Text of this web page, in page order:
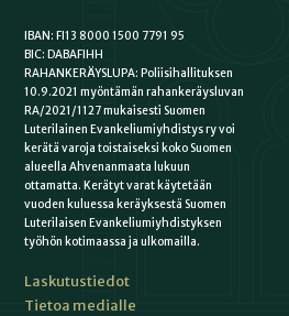
IBAN: FI13 8000 1500 7791 95
BIC: DABAFIHH
RAHANKERÄYSLUPA: Poliisihallituksen
10.9.2021 myöntämän rahankeräysluvan
RA/2021/1127 mukaisesti Suomen
Luterilainen Evankeliumiyhdistys ry voi
kerätä varoja toistaiseksi koko Suomen
alueella Ahvenanmaata lukuun
ottamatta. Kerätyt varat käytetään
vuoden kuluessa keräyksestä Suomen
Luterilaisen Evankeliumiyhdistyksen
työhön kotimaassa ja ulkomailla.
Laskutustiedot
Tietoa medialle